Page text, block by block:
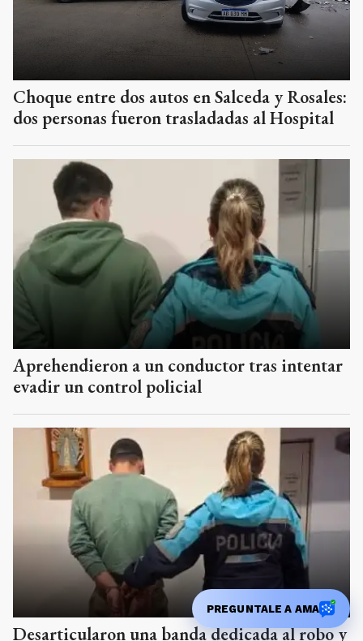
Choque entre dos autos en Salceda y Rosales:
dos personas fueron trasladadas al Hospital
Aprehendieron a un conductor tras intentar
evadir un control policial
Desarticularon una banda dedicada al robo y
PREGUNTALE A AMA